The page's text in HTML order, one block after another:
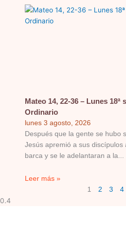
Mateo 14, 22-36 – Lunes 18ª
Ordinario
lunes 3 agosto, 2026
Después que la gente se hubo
Jesús apremió a sus discípulos
barca y se le adelantaran a la
Leer más »
1 2 3 4